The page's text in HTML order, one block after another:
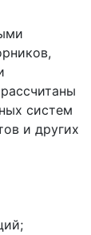
систем
и других